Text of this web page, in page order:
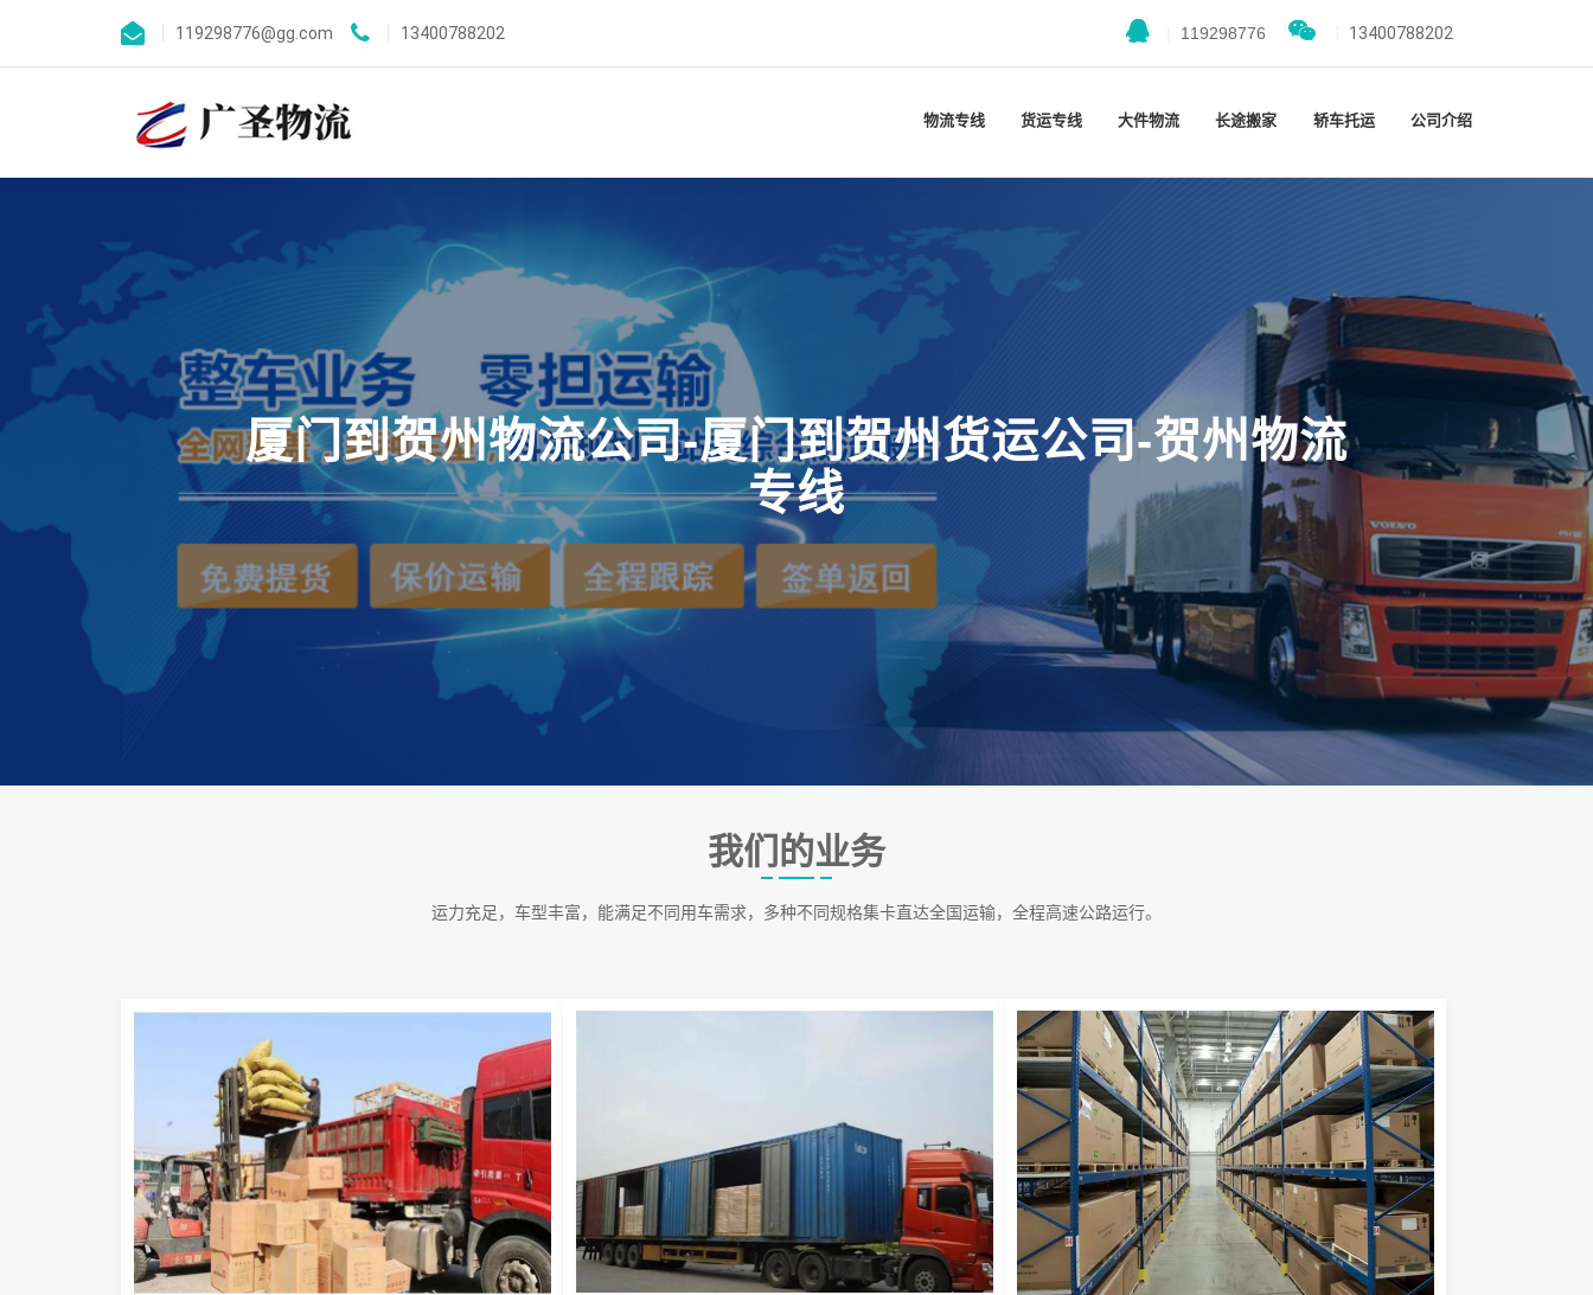
119298776@gg.com 13400788202 119298776 13400788202
物流专线 货运专线 大件物流 长途搬家 轿车托运 公司介绍
厦门到贺州物流公司-厦门到贺州货运公司-贺州物流
专线
我们的业务
运力充足，车型丰富，能满足不同用车需求，多种不同规格集卡直达全国运输，全程高速公路运行。